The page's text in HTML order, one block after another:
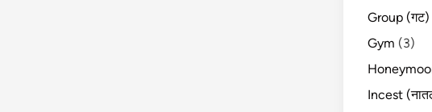
Group (गट)
Gym (3)
Incest